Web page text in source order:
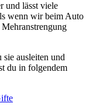
und lässt viele
wenn wir beim Auto
ausleiten und
du in folgendem